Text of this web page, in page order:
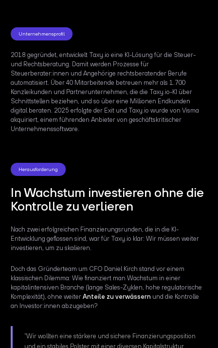
Unternehmensprofil
2018 gegründet, entwickelt Taxy.io eine KI-Lösung für die Steuer-
und Rechtsberatung. Damit werden Prozesse für
Steuerberater:innen und Angehörige rechtsberatender Berufe
automatisiert. Über 40 Mitarbeitende betreuen mehr als 1.700
Kanzleikunden und Partnerunternehmen, die die Taxy.io-KI über
Schnittstellen beziehen, und so über eine Millionen Endkunden
digital beraten. 2025 erfolgte der Exit und Taxy.io wurde von Visma
akquiriert, einem führenden Anbieter von geschäftskritischer
Unternehmenssoftware.
Herausforderung
In Wachstum investieren ohne die
Kontrolle zu verlieren
Nach zwei erfolgreichen Finanzierungsrunden, die in die KI-
Entwicklung geflossen sind, war für Taxy.io klar: Wir müssen weiter
investieren, um zu skalieren.
Doch das Gründerteam um CFO Daniel Kirch stand vor einem
klassischen Dilemma: Wie finanziert man Wachstum in einer
kapitalintensiven Branche (lange Sales-Zyklen, hohe regulatorische
Komplexität), ohne weiterAnteile zu verwässern und die Kontrolle
an Investor:innen abzugeben?
“Wir wollten eine stärkere und sichere Finanzierungsposition
und ein stabiles Polster mit einer diversen Kapitalstruktur